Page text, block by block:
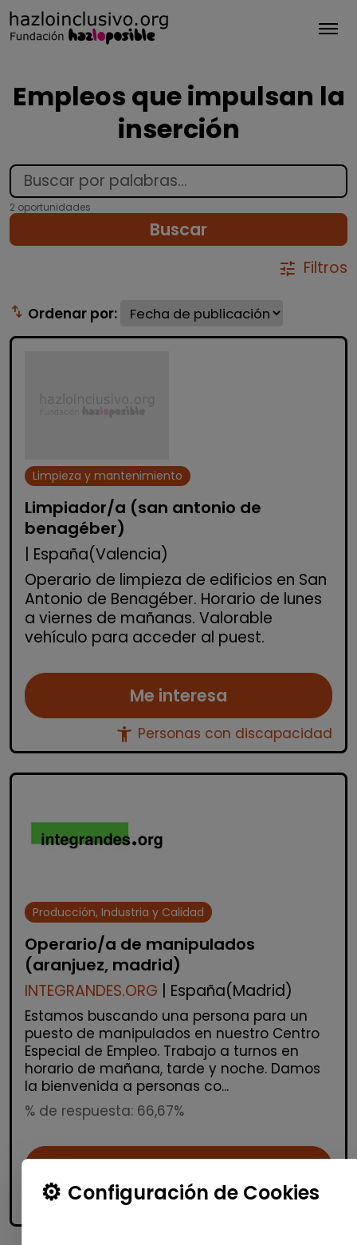
Empleos que impulsan la
inserción
2 oportunidades
Buscar
tune Filtros
swap_vert Ordenar por:
Limpieza y mantenimiento
Limpiador/a (san antonio de
benagéber)
| España(Valencia)
Operario de limpieza de edificios en San
Antonio de Benagéber. Horario de lunes
a viernes de mañanas. Valorable
vehículo para acceder al puest.
Me interesa
accessibility_new Personas con discapacidad
Producción, Industria y Calidad
Operario/a de manipulados
(aranjuez, madrid)
INTEGRANDES.ORG | España(Madrid)
Estamos buscando una persona para un
puesto de manipulados en nuestro Centro
Especial de Empleo. Trabajo a turnos en
horario de mañana, tarde y noche. Damos
la bienvenida a personas co...
% de respuesta: 66,67%
accessibility_new
Configuración de Cookies